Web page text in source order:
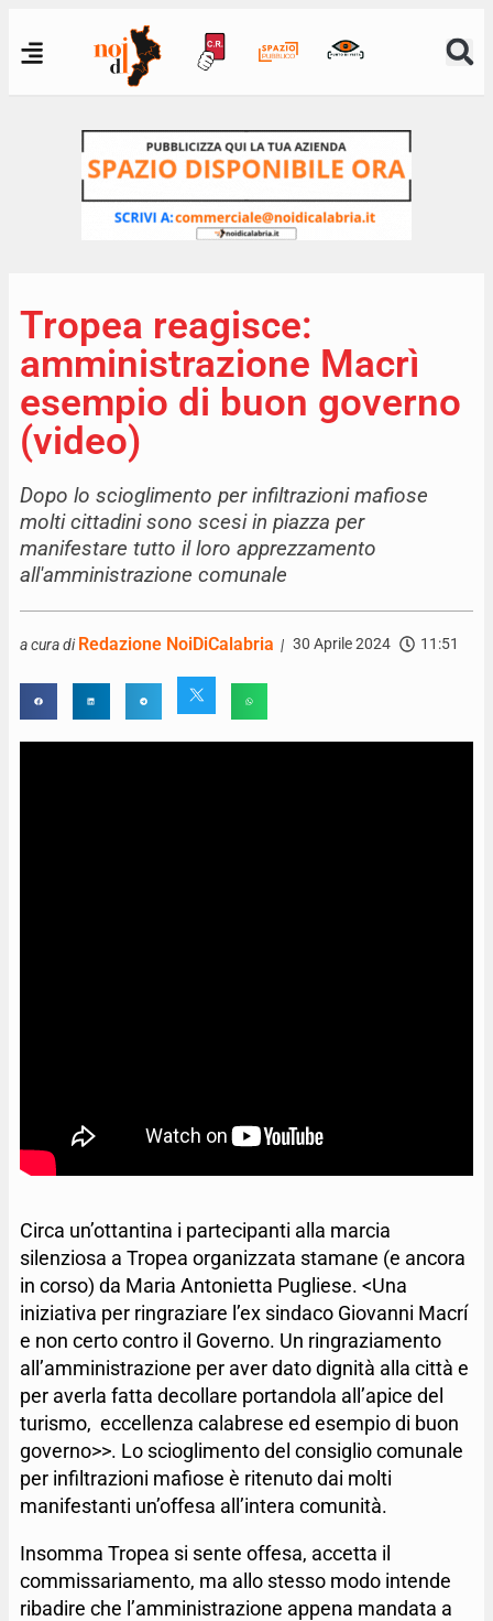
Tropea reagisce:
amministrazione Macrì
esempio di buon governo
(video)
Dopo lo scioglimento per infiltrazioni mafiose
molti cittadini sono scesi in piazza per
manifestare tutto il loro apprezzamento
all'amministrazione comunale
a cura diRedazione NoiDiCalabria | 30 Aprile 2024 11:51
Circa un’ottantina i partecipanti alla marcia
silenziosa a Tropea organizzata stamane (e ancora
in corso) da Maria Antonietta Pugliese. <Una
iniziativa per ringraziare l’ex sindaco Giovanni Macrí
e non certo contro il Governo. Un ringraziamento
all’amministrazione per aver dato dignità alla città e
per averla fatta decollare portandola all’apice del
turismo, eccellenza calabrese ed esempio di buon
governo>>. Lo scioglimento del consiglio comunale
per infiltrazioni mafiose è ritenuto dai molti
manifestanti un’offesa all’intera comunità.
Insomma Tropea si sente offesa, accetta il
commissariamento, ma allo stesso modo intende
ribadire che l’amministrazione appena mandata a